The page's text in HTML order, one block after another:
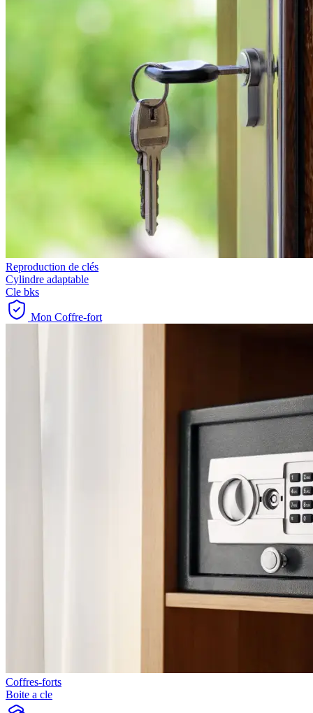
Reproduction de clés
Cylindre adaptable
Cle bks
Mon Coffre-fort
Coffres-forts
Boite a cle